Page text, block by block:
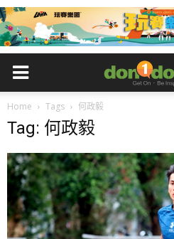
Home Tags 何政毅
Tag: 何政毅